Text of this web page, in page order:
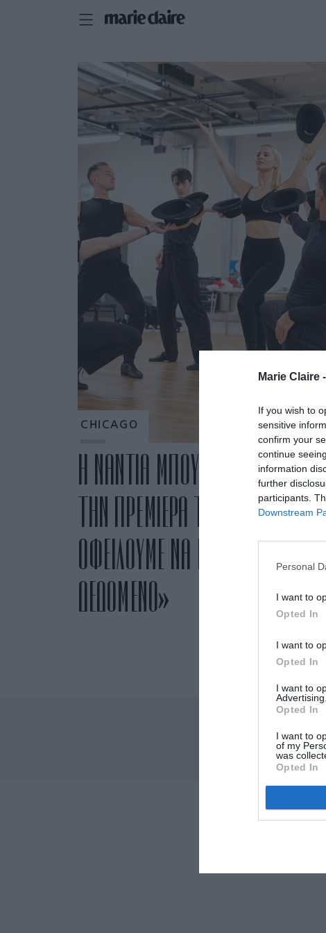
Marie Claire -
If you wish to
sensitive
confirm your
continue
information
further
participants.
Downstream
Personal
I want to
Opted In
I want to
Opted In
I want to
Advertising.
Opted In
I want to
of my
was
Opted In
CHICAGO
H ΝΑΝΤΙΑ ΜΠΟΥΛΕ ΣΤΟ MARIE
ΤΗΝ ΠΡΕΜΙΕΡΑ ΤΟΥ CHICAGO:
ΟΦΕΙΛΟΥΜΕ ΝΑ ΜΗΝ ΘΕΩΡΟΥΜΕ
ΔΕΔΟΜΕΝΟ»